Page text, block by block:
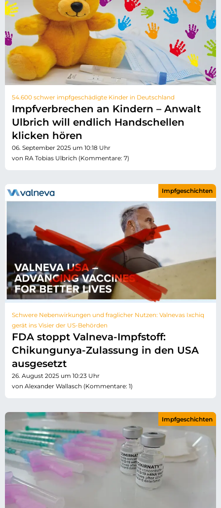
54.600 schwer impfgeschädigte Kinder in Deutschland
Impfverbrechen an Kindern – Anwalt
Ulbrich will endlich Handschellen
klicken hören
06. September 2025 um 10:18 Uhr
von RA Tobias Ulbrich (Kommentare: 7)
Schwere Nebenwirkungen und fraglicher Nutzen: Valnevas Ixchiq
gerät ins Visier der US-Behörden
FDA stoppt Valneva-Impfstoff:
Chikungunya-Zulassung in den USA
ausgesetzt
26. August 2025 um 10:23 Uhr
von Alexander Wallasch (Kommentare: 1)
Impfgeschichten
Impfgeschichten